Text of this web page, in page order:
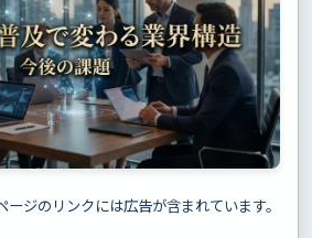
ジのリンクには広告が含まれています。